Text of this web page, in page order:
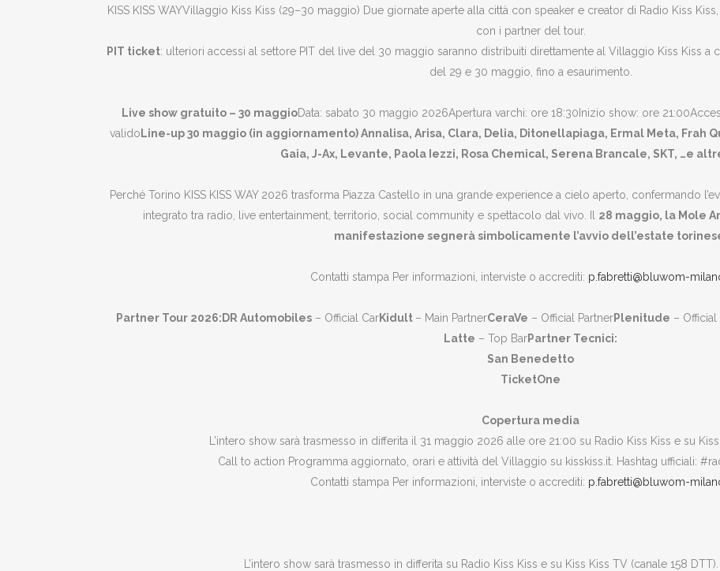
KISS KISS WAYVillaggio Kiss Kiss (29–30 maggio) Due giornate aperte alla città con speaker e creator di Radio Kiss
con i partner del tour.
PIT ticket: ulteriori accessi al settore PIT del live del 30 maggio saranno distribuiti direttamente al Villaggio Kiss Kiss a
del 29 e 30 maggio, fino a esaurimento.
Live show gratuito – 30 maggioData: sabato 30 maggio 2026Apertura varchi: ore 18:30Inizio show: ore
valido Line-up 30 maggio (in aggiornamento) Annalisa, Arisa, Clara, Delia, Ditonellapiaga, Ermal Meta, Frah
Gaia, J-Ax, Levante, Paola Iezzi, Rosa Chemical, Serena Brancale, SKT, …e
Perché Torino KISS KISS WAY 2026 trasforma Piazza Castello in una grande experience a cielo aperto, confermando
integrato tra radio, live entertainment, territorio, social community e spettacolo dal vivo. Il 28 maggio, la Mole
manifestazione segnerà simbolicamente l’avvio dell’estate
Contatti stampa Per informazioni, interviste o accrediti: p.fabretti@bluwom-
Partner Tour 2026: DR Automobiles– Official CarKidult – Main PartnerCeraVe – Official PartnerPlenitude – Official
Latte – Top BarPartner Tecnici:
San Benedetto
TicketOne
Copertura media
L’intero show sarà trasmesso in differita il 31 maggio 2026 alle ore 21:00 su Radio Kiss Kiss e su
Call to action Programma aggiornato, orari e attività del Villaggio su kisskiss.it. Hashtag ufficiali:
Contatti stampa Per informazioni, interviste o accrediti: p.fabretti@bluwom-
L’intero show sarà trasmesso in differita su Radio Kiss Kiss e su Kiss Kiss TV (canale 158